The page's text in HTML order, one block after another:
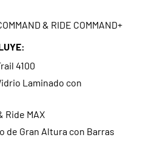
& RIDE COMMAND+
4100
Laminado con
Ride MAX
de Gran Altura con Barras